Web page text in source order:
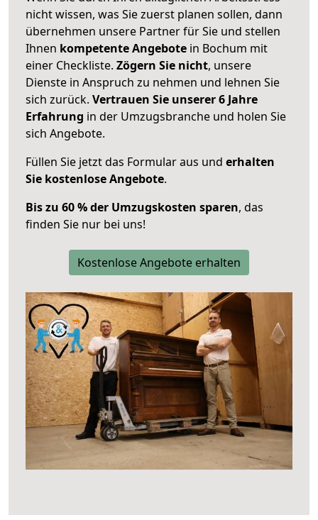
nicht wissen, was Sie zuerst planen sollen, dann
übernehmen unsere Partner für Sie und stellen
Ihnen kompetente Angebote in Bochum mit
einer Checkliste. Zögern Sie nicht, unsere
Dienste in Anspruch zu nehmen und lehnen Sie
sich zurück. Vertrauen Sie unserer 6 Jahre
Erfahrung in der Umzugsbranche und holen Sie
sich Angebote.
Füllen Sie jetzt das Formular aus und erhalten
Sie kostenlose Angebote.
Bis zu 60 % der Umzugskosten sparen, das
finden Sie nur bei uns!
Kostenlose Angebote erhalten